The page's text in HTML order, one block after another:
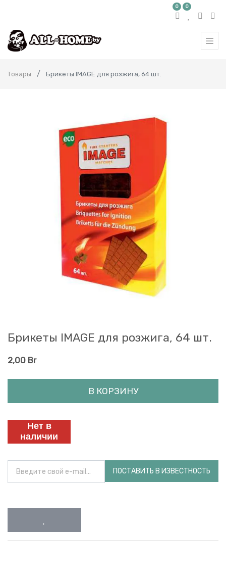
0 0
Товары Брикеты IMAGE для розжига, 64 шт.
Брикеты IMAGE для розжига, 64 шт.
2,00 Br
В КОРЗИНУ
Нет в
наличии
ПОСТАВИТЬ В ИЗВЕСТНОСТЬ